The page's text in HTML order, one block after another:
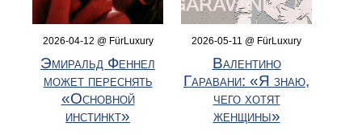
2026-04-12 @ FürLuxury
Эмиральд Феннел
может переснять
«Основной
инстинкт»
2026-05-11 @ FürLuxury
Валентино
Гаравани: «Я знаю,
чего хотят
женщины»